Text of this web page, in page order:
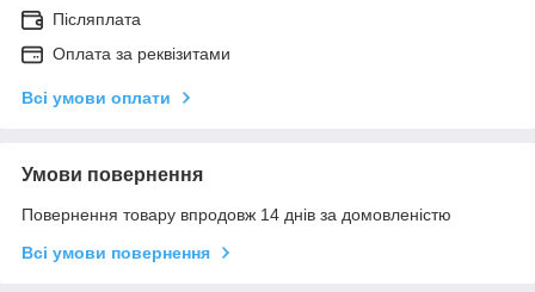
Післяплата
Оплата за реквізитами
Всі умови оплати
Умови повернення
Повернення товару впродовж 14 днів за домовленістю
Всі умови повернення